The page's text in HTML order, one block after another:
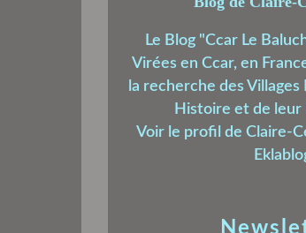
Le Blog "Ccar Le
Virées en Ccar, en
la recherche des
Histoire et de leur
Voir le profil de Claire-